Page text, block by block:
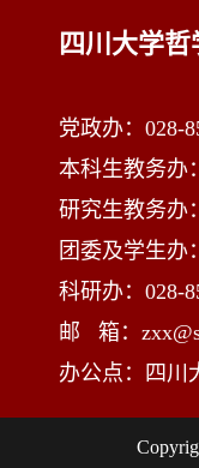
四川大学哲
党政办：028-
本科生教务办
研究生教务办
团委及学生办
科研办：028-
邮 箱：
办公点：四川